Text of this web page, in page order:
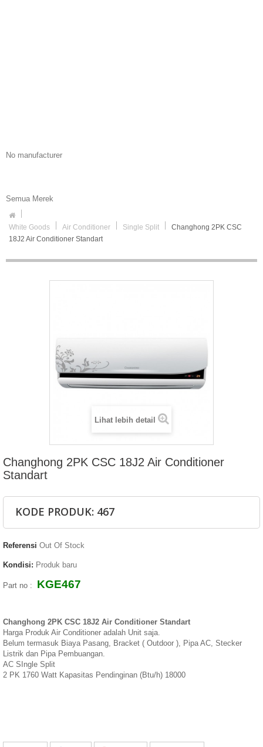
No manufacturer
Semua Merek
White Goods Air Conditioner Single Split
Changhong 2PK CSC
18J2 Air Conditioner Standart
Lihat lebih detail
Changhong 2PK CSC 18J2 Air Conditioner
Standart
KODE PRODUK: 467
Referensi Out Of Stock
Kondisi: Produk baru
Part no : KGE467
Changhong 2PK CSC 18J2 Air Conditioner Standart
Harga Produk Air Conditioner adalah Unit saja.
Belum termasuk Biaya Pasang, Bracket ( Outdoor ), Pipa AC, Stecker
Listrik dan Pipa Pembuangan.
AC SIngle Split
2 PK 1760 Watt Kapasitas Pendinginan (Btu/h) 18000